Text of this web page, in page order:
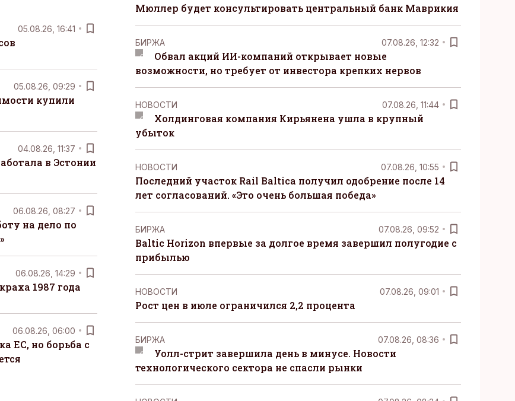
05.08.26, 16:41
05.08.26, 09:29
купили
04.08.26, 11:37
в Эстонии
06.08.26, 08:27
на дело по
06.08.26, 14:29
1987 года
06.08.26, 06:00
ЕС, но борьба с
Мюллер будет консультировать центральный банк Маврикия
БИРЖА 07.08.26, 12:32
Обвал акций ИИ-компаний открывает новые
возможности, но требует от инвестора крепких нервов
НОВОСТИ 07.08.26, 11:44
Холдинговая компания Кирьянена ушла в крупный
убыток
НОВОСТИ 07.08.26, 10:55
Последний участок Rail Baltica получил одобрение после 14
лет согласований. «Это очень большая победа»
БИРЖА 07.08.26, 09:52
Baltic Horizon впервые за долгое время завершил полугодие с
прибылью
НОВОСТИ 07.08.26, 09:01
Рост цен в июле ограничился 2,2 процента
БИРЖА 07.08.26, 08:36
Уолл-стрит завершила день в минусе. Новости
технологического сектора не спасли рынки